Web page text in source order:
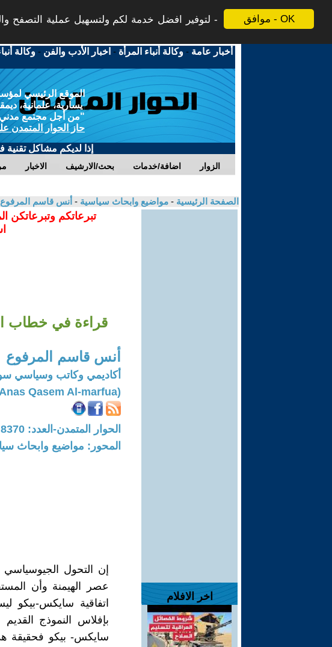
موافق - OK
لتوفير افضل خدمة لكم ولتسهيل عملية التصفح
أخبار عامة -وكالة أنباء المرأة - اخبار الأدب والفن -وكالة
الموقع الرئيسي
يسارية، علمانية،
"من أجل مجتمع مدني
حاز الحوار المتمدن
إذا لديكم مشاكل تقنية
الاخبار بحث/الارشيف اضافة/خدمات الزوار
الصفحة الرئيسية - مواضيع وابحاث سياسية - أنس قاسم المرفوع
اخر الافلام
تبرعاتكم وتبرعاتكن
قراءة في خطاب
أنس قاسم المرفوع
أكاديمي وكاتب وسياسي
(Anas Qasem Al-marfua)
الحوار المتمدن-العدد: 8370 - 2025 / 6 / 11 - 13:15
المحور: مواضيع وابحاث
إن التحول
عصر الهيمنة وأن
اتفاقية سايكس-بيكو
بإفلاس النموذج القديم
سايكس- بيكو فحقيقة